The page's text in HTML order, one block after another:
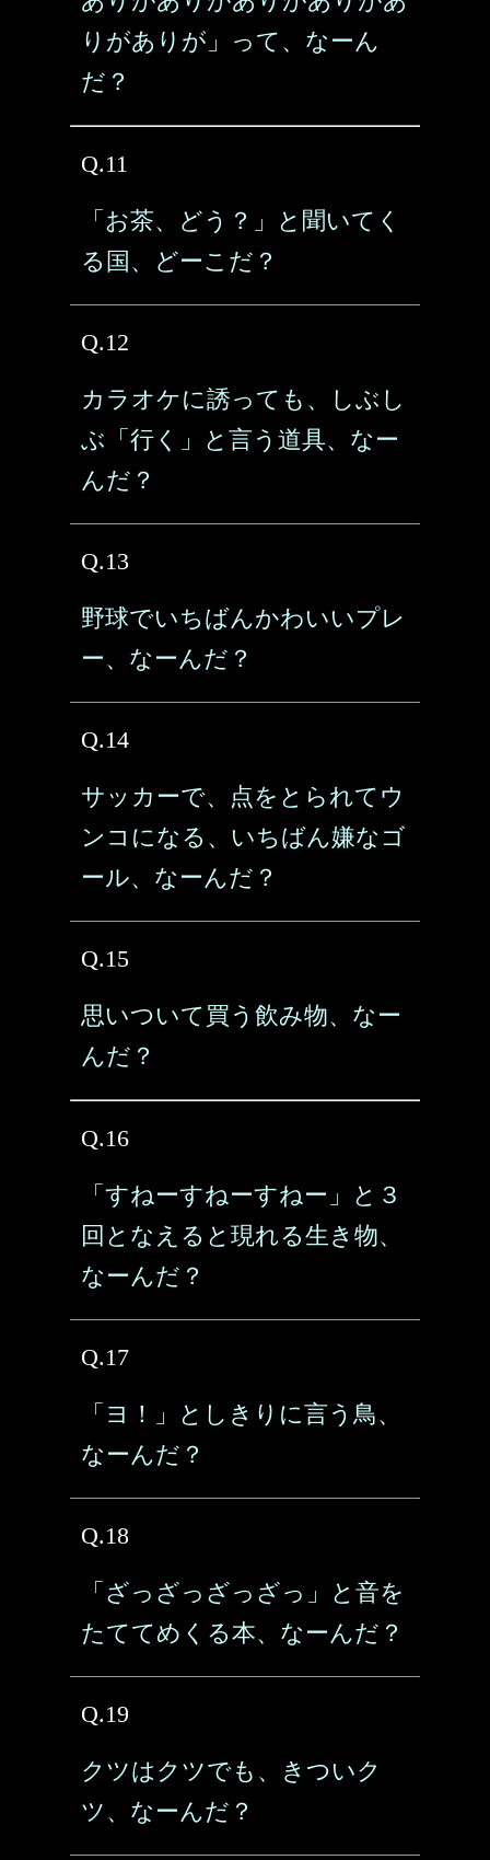
りがありが」って、なーん
だ？
Q.11
「お茶、どう？」と聞いてく
る国、どーこだ？
Q.12
カラオケに誘っても、しぶし
ぶ「行く」と言う道具、なー
んだ？
Q.13
野球でいちばんかわいいプレ
ー、なーんだ？
Q.14
サッカーで、点をとられてウ
ンコになる、いちばん嫌なゴ
ール、なーんだ？
Q.15
思いついて買う飲み物、なー
んだ？
Q.16
「すねーすねーすねー」と３
回となえると現れる生き物、
なーんだ？
Q.17
「ヨ！」としきりに言う鳥、
なーんだ？
Q.18
「ざっざっざっざっ」と音を
たててめくる本、なーんだ？
Q.19
クツはクツでも、きついク
ツ、なーんだ？